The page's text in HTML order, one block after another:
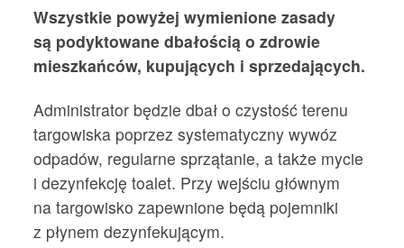
Wszystkie powyżej wymienione zasady
są podyktowane dbałością o zdrowie
mieszkańców, kupujących i sprzedających.
Administrator będzie dbał o czystość terenu
targowiska poprzez systematyczny wywóz
odpadów, regularne sprzątanie, a także mycie
i dezynfekcję toalet. Przy wejściu głównym
na targowisko zapewnione będą pojemniki
z płynem dezynfekującym.